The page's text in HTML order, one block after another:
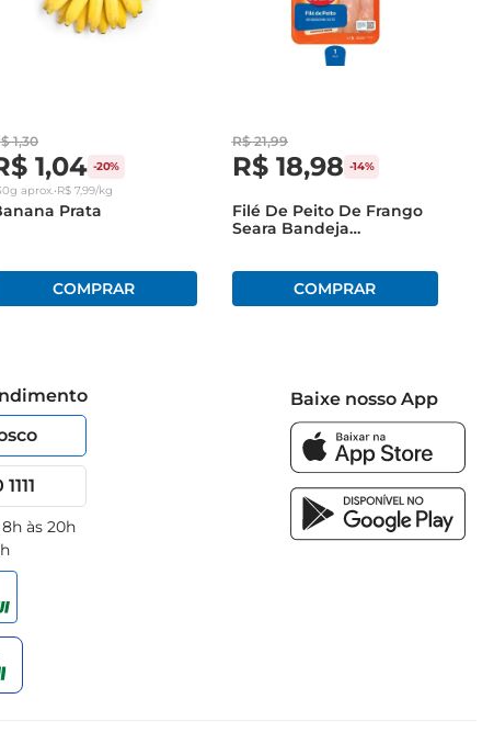
1,30
1,04 -20%
aprox.•R$ 7,99/kg
Prata
R$ 21,99
R$ 18,98 -14%
Filé De Peito De Frango
Seara Bandeja
às 20h
Baixe nosso App